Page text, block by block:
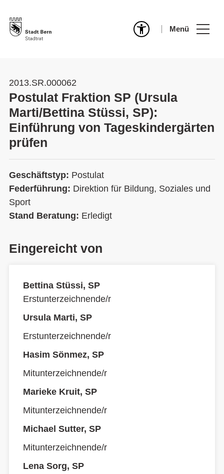
Menü
2013.SR.000062
Postulat Fraktion SP (Ursula
Marti/Bettina Stüssi, SP):
Einführung von Tageskindergärten
prüfen
Geschäftstyp: Postulat
Federführung: Direktion für Bildung, Soziales und
Sport
Stand Beratung: Erledigt
Eingereicht von
Bettina Stüssi, SP
Erstunterzeichnende/r
Ursula Marti, SP
Erstunterzeichnende/r
Hasim Sönmez, SP
Mitunterzeichnende/r
Marieke Kruit, SP
Mitunterzeichnende/r
Michael Sutter, SP
Mitunterzeichnende/r
Lena Sorg, SP